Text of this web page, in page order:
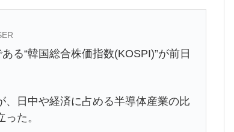
る“韓国総合株価指数(KOSPI)”が前日
日中や経済に占める半導体産業の比
た。